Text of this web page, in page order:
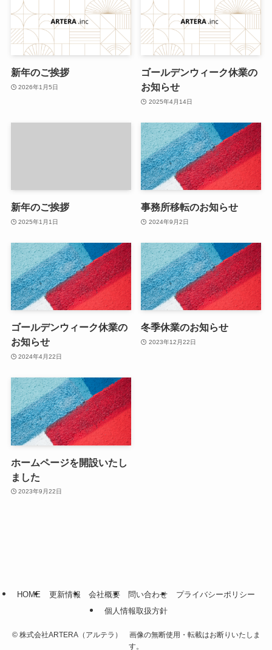
新年のご挨拶
2026年1月5日
ゴールデンウィーク休業の
お知らせ
2025年4月14日
新年のご挨拶
2025年1月1日
事務所移転のお知らせ
2024年9月2日
ゴールデンウィーク休業の
お知らせ
2024年4月22日
冬季休業のお知らせ
2023年12月22日
ホームページを開設いたし
ました
2023年9月22日
HOME 更新情報 会社概要 問い合わせ
プライバシーポリシー
個人情報取扱方針
©株式会社ARTERA（アルテラ） 画像の無断使用・転載はお断りいたしま
す。